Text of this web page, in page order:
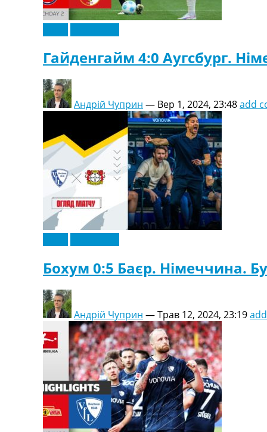
Гайденгайм 4:0 Аугсбург.
Андрій Чуприн — Вер 1, 2024, 23:48add
Бохум 0:5 Баєр. Німеччина.
Андрій Чуприн —Трав 12, 2024, 23:19